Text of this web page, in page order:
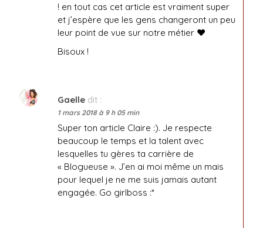
! en tout cas cet article est vraiment super
et j’espère que les gens changeront un peu
leur point de vue sur notre métier ❤️
Bisoux !
Gaelle dit :
1 mars 2018 à 9 h 05 min
Super ton article Claire :). Je respecte
beaucoup le temps et la talent avec
lesquelles tu gères ta carrière de
« Blogueuse ». J’en ai moi même un mais
pour lequel je ne me suis jamais autant
engagée. Go girlboss :*